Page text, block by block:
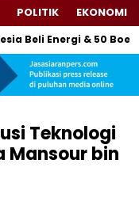
POLITIK EKONOMI
Energi & 50 Boeing,
Teknologi
Mansour bin